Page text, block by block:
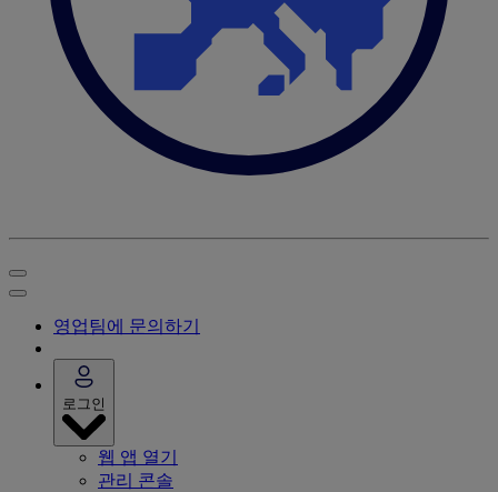
영업팀에 문의하기
로그인
웹 앱 열기
관리 콘솔